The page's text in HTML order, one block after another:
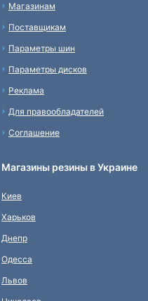
Магазинам
Поставщикам
Параметры шин
Параметры дисков
Реклама
Для правообладателей
Соглашение
Магазины резины в Украине
Киев
Харьков
Днепр
Одесса
Львов